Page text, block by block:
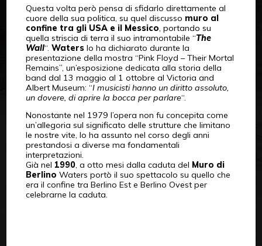
Questa volta però pensa di sfidarlo direttamente al
cuore della sua politica, su quel discusso muro al
confine tra gli USA e il Messico, portando su
quella striscia di terra il suo intramontabile “The
Wall“. Waterslo ha dichiarato durante la
presentazione della mostra “Pink Floyd – Their Mortal
Remains”, un’esposizione dedicata alla storia della
band dal 13 maggio al 1 ottobre al Victoria and
Albert Museum: “I musicisti hanno un diritto assoluto,
un dovere, di aprire la bocca per parlare“.
Nonostante nel 1979 l’opera non fu concepita come
un’allegoria sul significato delle strutture che limitano
le nostre vite, lo ha assunto nel corso degli anni
prestandosi a diverse ma fondamentali
interpretazioni.
Già nel 1990, a otto mesi dalla caduta del Muro di
Berlino Waters portò il suo spettacolo su quello che
era il confine tra Berlino Est e Berlino Ovest per
celebrarne la caduta.